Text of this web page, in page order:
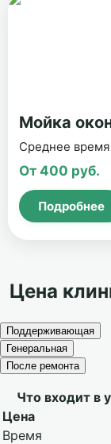
Мойка
Среднее
От 400 руб.
Подробнее
Цена
Поддерживающая
Генеральная
После ремонта
Что входит в
Цена
Время